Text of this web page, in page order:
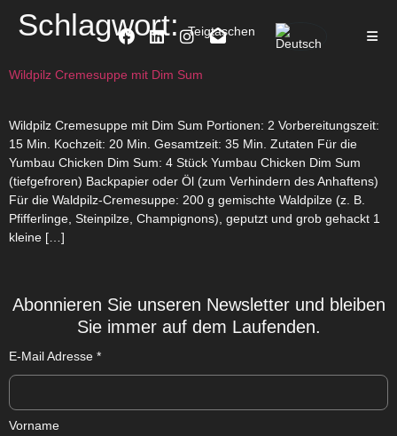
Schlagwort:Teigtaschen
Wildpilz Cremesuppe mit Dim Sum
Wildpilz Cremesuppe mit Dim Sum Portionen: 2 Vorbereitungszeit:
15 Min. Kochzeit: 20 Min. Gesamtzeit: 35 Min. Zutaten Für die
Yumbau Chicken Dim Sum: 4 Stück Yumbau Chicken Dim Sum
(tiefgefroren) Backpapier oder Öl (zum Verhindern des Anhaftens)
Für die Waldpilz-Cremesuppe: 200 g gemischte Waldpilze (z. B.
Pfifferlinge, Steinpilze, Champignons), geputzt und grob gehackt 1
kleine […]
Abonnieren Sie unseren Newsletter und bleiben
Sie immer auf dem Laufenden.
E-Mail Adresse *
Vorname